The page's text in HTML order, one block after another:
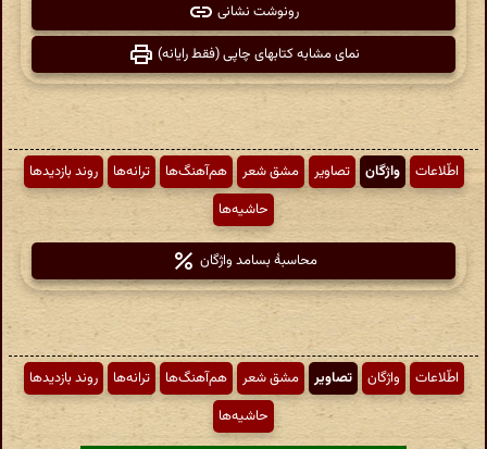
رونوشت نشانی
نمای مشابه کتابهای چاپی (فقط رایانه)
اطّلاعات واژگان تصاویر مشق شعر هم‌آهنگ‌ها ترانه‌ها
روند بازدیدها
حاشیه‌ها
محاسبهٔ بسامد واژگان
اطّلاعات واژگان تصاویر مشق شعر هم‌آهنگ‌ها ترانه‌ها
روند بازدیدها
حاشیه‌ها